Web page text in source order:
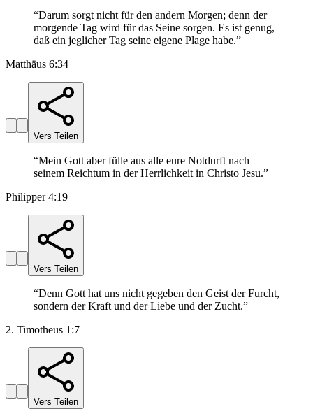
“Darum sorgt nicht für den andern Morgen; denn der
morgende Tag wird für das Seine sorgen. Es ist genug,
daß ein jeglicher Tag seine eigene Plage habe.”
Matthäus 6:34
Vers Teilen
“Mein Gott aber fülle aus alle eure Notdurft nach
seinem Reichtum in der Herrlichkeit in Christo Jesu.”
Philipper 4:19
Vers Teilen
“Denn Gott hat uns nicht gegeben den Geist der Furcht,
sondern der Kraft und der Liebe und der Zucht.”
2. Timotheus 1:7
Vers Teilen